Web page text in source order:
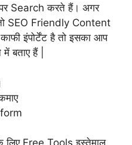
Search करते हैं। अगर
SEO Friendly Content
इंपोर्टेंट है तो इसका आप
बताए हैं |